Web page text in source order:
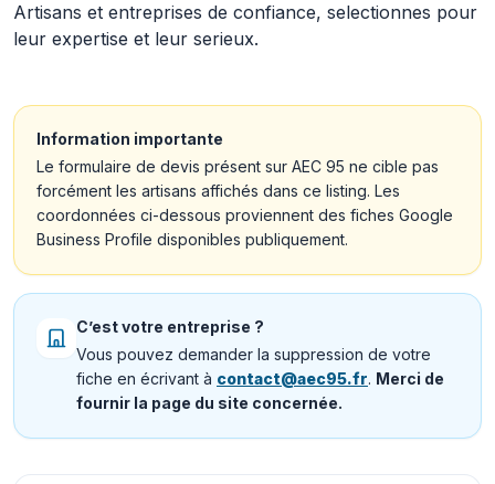
Artisans et entreprises de confiance, selectionnes pour
leur expertise et leur serieux.
Information importante
Le formulaire de devis présent sur AEC 95 ne cible pas
forcément les artisans affichés dans ce listing. Les
coordonnées ci-dessous proviennent des fiches Google
Business Profile disponibles publiquement.
C’est votre entreprise ?
Vous pouvez demander la suppression de votre
fiche en écrivant à contact@aec95.fr. Merci de
fournir la page du site concernée.